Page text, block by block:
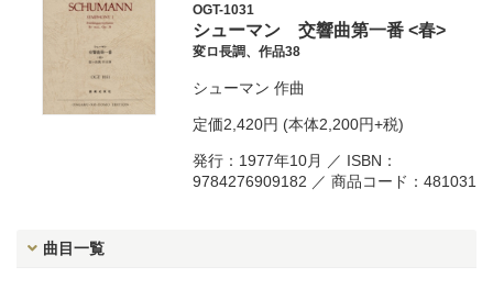
OGT-1031
シューマン 交響曲第一番 <春>
変ロ長調、作品38
シューマン 作曲
定価2,420円 (本体2,200円+税)
発行：1977年10月 ／ ISBN：
9784276909182 ／ 商品コード：481031
曲目一覧